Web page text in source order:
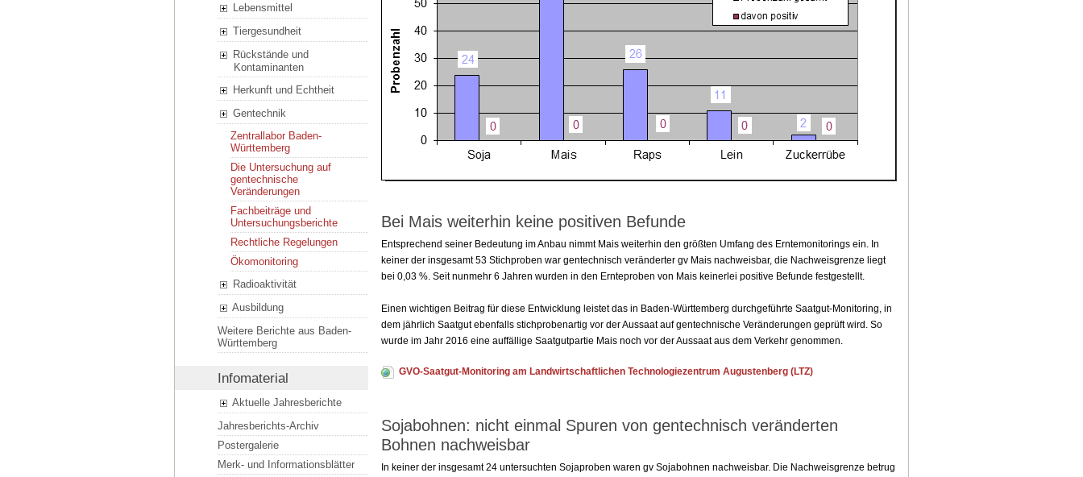
Lebensmittel
Tiergesundheit
Rückstände und
Kontaminanten
Herkunft und Echtheit
Gentechnik
Zentrallabor Baden-
Württemberg
Die Untersuchung auf
gentechnische
Veränderungen
Fachbeiträge und
Untersuchungsberichte
Rechtliche Regelungen
Ökomonitoring
Radioaktivität
Ausbildung
Weitere Berichte aus Baden-
Württemberg
Infomaterial
Aktuelle Jahresberichte
Jahresberichts-Archiv
Postergalerie
Merk- und Informationsblätter
Bei Mais weiterhin keine positiven Befunde
Entsprechend seiner Bedeutung im Anbau nimmt Mais weiterhin den größten Umfang des Erntemonitorings ein. In
keiner der insgesamt 53 Stichproben war gentechnisch veränderter gv Mais nachweisbar, die Nachweisgrenze liegt
bei 0,03 %. Seit nunmehr 6 Jahren wurden in den Ernteproben von Mais keinerlei positive Befunde festgestellt.
Einen wichtigen Beitrag für diese Entwicklung leistet das in Baden-Württemberg durchgeführte Saatgut-Monitoring, in
dem jährlich Saatgut ebenfalls stichprobenartig vor der Aussaat auf gentechnische Veränderungen geprüft wird. So
wurde im Jahr 2016 eine auffällige Saatgutpartie Mais noch vor der Aussaat aus dem Verkehr genommen.
GVO-Saatgut-Monitoring am Landwirtschaftlichen Technologiezentrum Augustenberg (LTZ)
Sojabohnen: nicht einmal Spuren von gentechnisch veränderten
Bohnen nachweisbar
In keiner der insgesamt 24 untersuchten Sojaproben waren gv Sojabohnen nachweisbar. Die Nachweisgrenze betrug